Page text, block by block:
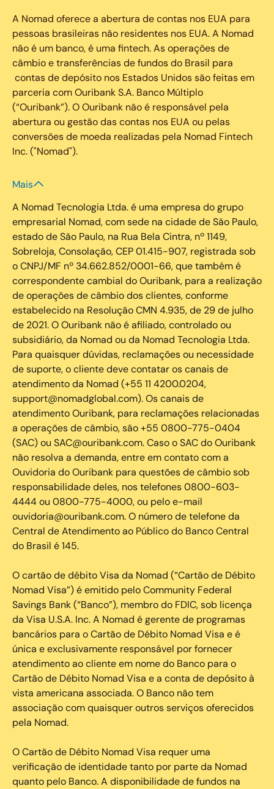
A Nomad oferece a abertura de contas nos EUA para
pessoas brasileiras não residentes nos EUA. A Nomad
não é um banco, é uma fintech. As operações de
câmbio e transferências de fundos do Brasil para
contas de depósito nos Estados Unidos são feitas em
parceria com Ouribank S.A. Banco Múltiplo
(“Ouribank”). O Ouribank não é responsável pela
abertura ou gestão das contas nos EUA ou pelas
conversões de moeda realizadas pela Nomad Fintech
Inc. ("Nomad").
Mais
A Nomad Tecnologia Ltda. é uma empresa do grupo
empresarial Nomad, com sede na cidade de São Paulo,
estado de São Paulo, na Rua Bela Cintra, nº 1149,
Sobreloja, Consolação, CEP 01.415-907, registrada sob
o CNPJ/MF nº 34.662.852/0001-66, que também é
correspondente cambial do Ouribank, para a realização
de operações de câmbio dos clientes, conforme
estabelecido na Resolução CMN 4.935, de 29 de julho
de 2021. O Ouribank não é afiliado, controlado ou
subsidiário, da Nomad ou da Nomad Tecnologia Ltda.
Para quaisquer dúvidas, reclamações ou necessidade
de suporte, o cliente deve contatar os canais de
atendimento da Nomad (+55 11 4200.0204,
support@nomadglobal.com). Os canais de
atendimento Ouribank, para reclamações relacionadas
a operações de câmbio, são +55 0800-775-0404
(SAC) ou SAC@ouribank.com. Caso o SAC do Ouribank
não resolva a demanda, entre em contato com a
Ouvidoria do Ouribank para questões de câmbio sob
responsabilidade deles, nos telefones 0800-603-
4444 ou 0800-775-4000, ou pelo e-mail
ouvidoria@ouribank.com. O número de telefone da
Central de Atendimento ao Público do Banco Central
do Brasil é 145.
O cartão de débito Visa da Nomad (“Cartão de Débito
Nomad Visa”) é emitido pelo Community Federal
Savings Bank (“Banco”), membro do FDIC, sob licença
da Visa U.S.A. Inc. A Nomad é gerente de programas
bancários para o Cartão de Débito Nomad Visa e é
única e exclusivamente responsável por fornecer
atendimento ao cliente em nome do Banco para o
Cartão de Débito Nomad Visa e a conta de depósito à
vista americana associada. O Banco não tem
associação com quaisquer outros serviços oferecidos
pela Nomad.
O Cartão de Débito Nomad Visa requer uma
verificação de identidade tanto por parte da Nomad
quanto pelo Banco. A disponibilidade de fundos na